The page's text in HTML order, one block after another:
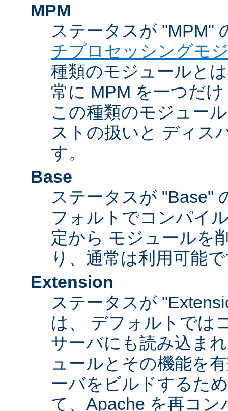
MPM
ステータスが "MPM"
チプロセッシングモ
種類のモジュールと
常に MPM を一つだ
この種類のモジュー
ストの扱いと ディス
す。
Base
ステータスが "Base"
フォルトでコンパイ
定から モジュールを
り、通常は利用可能
Extension
ステータスが
は、 デフォルトでは
サーバにも読み込ま
ュールとその機能を
ーバをビルドするた
て、Apache を再コ